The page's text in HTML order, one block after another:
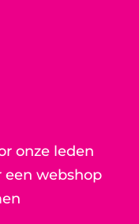
onze leden
een webshop